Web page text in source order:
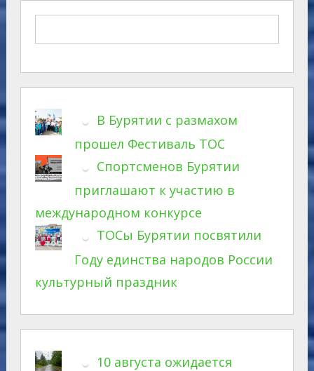
В Бурятии с размахом
прошел Фестиваль ТОС
Спортсменов Бурятии
приглашают к участию в
международном конкурсе
ТОСы Бурятии посвятили
Году единства народов России
культурный праздник
10 августа ожидается